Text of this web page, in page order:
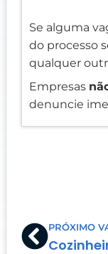
Se alguma
do processo
qualquer
Empresas
denuncie
Prev
PRÓXIMO